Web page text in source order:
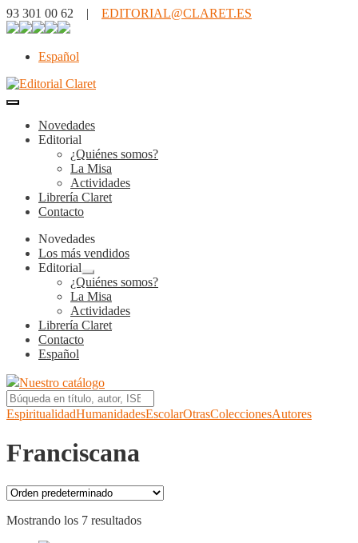
93 301 00 62 | EDITORIAL@CLARET.ES
Español
Novedades
Editorial
¿Quiénes somos?
La Misa
Actividades
Librería Claret
Contacto
Novedades
Los más vendidos
Editorial
Expandir
el
menú
hijo
¿Quiénes somos?
La Misa
Actividades
Librería Claret
Contacto
Español
Nuestro catálogo
EspiritualidadHumanidadesEscolarOtrasColeccionesAutores
Franciscana
Mostrando los 7 resultados